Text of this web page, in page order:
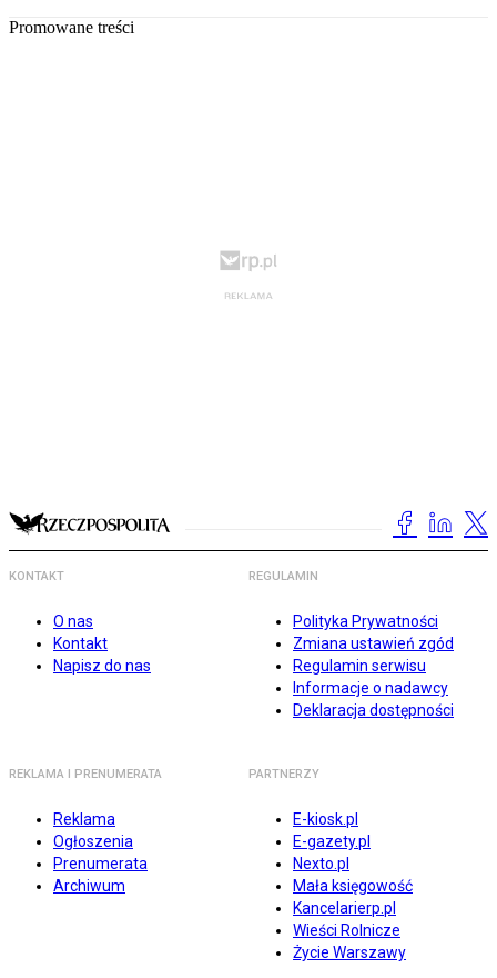
Promowane treści
KONTAKT
O nas
Kontakt
Napisz do nas
REGULAMIN
Polityka Prywatności
Zmiana ustawień zgód
Regulamin serwisu
Informacje o nadawcy
Deklaracja dostępności
REKLAMA I PRENUMERATA
Reklama
Ogłoszenia
Prenumerata
Archiwum
PARTNERZY
E-kiosk.pl
E-gazety.pl
Nexto.pl
Mała księgowość
Kancelarierp.pl
Wieści Rolnicze
Życie Warszawy